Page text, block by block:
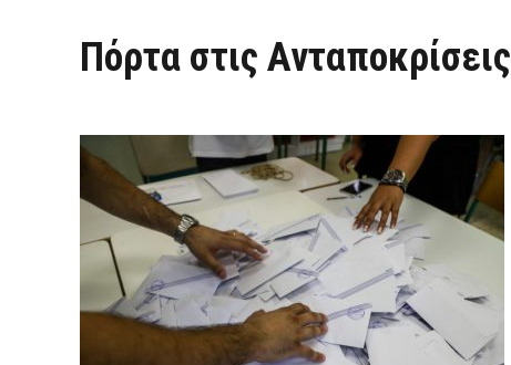
Πόρτα στις Ανταποκρίσεις